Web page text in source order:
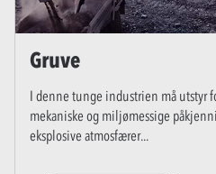
Gruve
I denne tunge industrien må utstyr
mekaniske og miljømessige
eksplosive atmosfærer...